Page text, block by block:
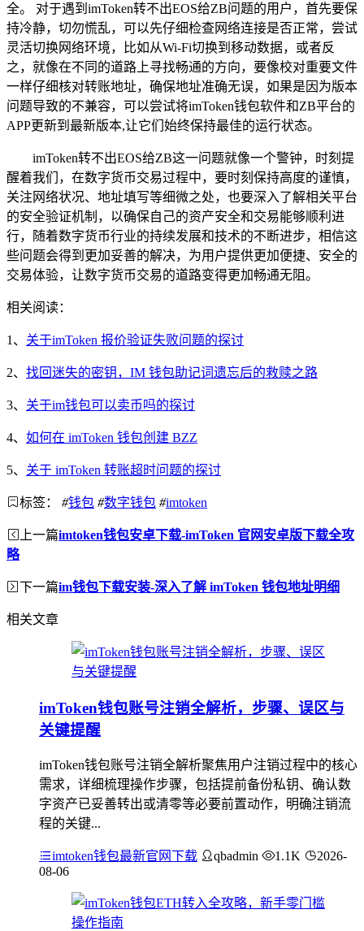
全。 对于遇到imToken转不出EOS给ZB问题的用户，首先要保
持冷静，切勿慌乱，可以先仔细检查网络连接是否正常，尝试
灵活切换网络环境，比如从Wi-Fi切换到移动数据，或者反
之，就像在不同的道路上寻找畅通的方向，要像校对重要文件
一样仔细核对转账地址，确保地址准确无误，如果是因为版本
问题导致的不兼容，可以尝试将imToken钱包软件和ZB平台的
APP更新到最新版本,让它们始终保持最佳的运行状态。
imToken转不出EOS给ZB这一问题就像一个警钟，时刻提
醒着我们，在数字货币交易过程中，要时刻保持高度的谨慎，
关注网络状况、地址填写等细微之处，也要深入了解相关平台
的安全验证机制，以确保自己的资产安全和交易能够顺利进
行，随着数字货币行业的持续发展和技术的不断进步，相信这
些问题会得到更加妥善的解决，为用户提供更加便捷、安全的
交易体验，让数字货币交易的道路变得更加畅通无阻。
相关阅读：
1、 关于imToken 报价验证失败问题的探讨
2、 找回迷失的密钥，IM 钱包助记词遗忘后的救赎之路
3、 关于im钱包可以卖币吗的探讨
4、 如何在 imToken 钱包创建 BZZ
5、 关于 imToken 转账超时问题的探讨
标签： #钱包 #数字钱包 #imtoken
上一篇imtoken钱包安卓下载-imToken 官网安卓版下载全攻
略
下一篇im钱包下载安装-深入了解 imToken 钱包地址明细
相关文章
imToken钱包账号注销全解析，步骤、误区与
关键提醒
imToken钱包账号注销全解析聚焦用户注销过程中的核心
需求，详细梳理操作步骤，包括提前备份私钥、确认数
字资产已妥善转出或清零等必要前置动作，明确注销流
程的关键...
imtoken钱包最新官网下载 qbadmin 1.1K
2026-
08-06